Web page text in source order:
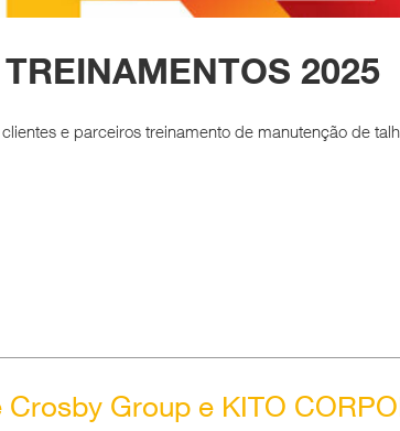
2025
e parceiros treinamento de manutenção de
Crosby Group e KITO